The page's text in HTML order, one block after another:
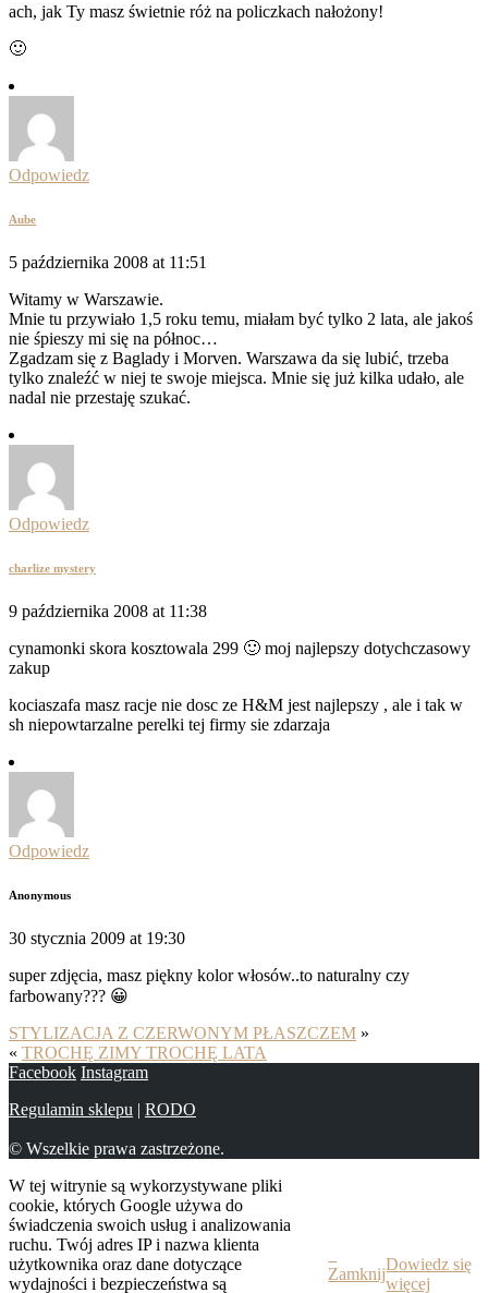
ach, jak Ty masz świetnie róż na policzkach nałożony!
🙂
Odpowiedz
Aube
5 października 2008 at 11:51
Witamy w Warszawie.
Mnie tu przywiało 1,5 roku temu, miałam być tylko 2 lata, ale jakoś
nie śpieszy mi się na północ…
Zgadzam się z Baglady i Morven. Warszawa da się lubić, trzeba
tylko znaleźć w niej te swoje miejsca. Mnie się już kilka udało, ale
nadal nie przestaję szukać.
Odpowiedz
charlize mystery
9 października 2008 at 11:38
cynamonki skora kosztowala 299 🙂 moj najlepszy dotychczasowy
zakup
kociaszafa masz racje nie dosc ze H&M jest najlepszy , ale i tak w
sh niepowtarzalne perelki tej firmy sie zdarzaja
Odpowiedz
Anonymous
30 stycznia 2009 at 19:30
super zdjęcia, masz piękny kolor włosów..to naturalny czy
farbowany??? 😀
STYLIZACJA Z CZERWONYM PŁASZCZEM »
« TROCHĘ ZIMY TROCHĘ LATA
Facebook Instagram
Regulamin sklepu | RODO
© Wszelkie prawa zastrzeżone.
W tej witrynie są wykorzystywane pliki
cookie, których Google używa do
świadczenia swoich usług i analizowania
ruchu. Twój adres IP i nazwa klienta
użytkownika oraz dane dotyczące
wydajności i bezpieczeństwa są
Zamknij
Dowiedz się
więcej